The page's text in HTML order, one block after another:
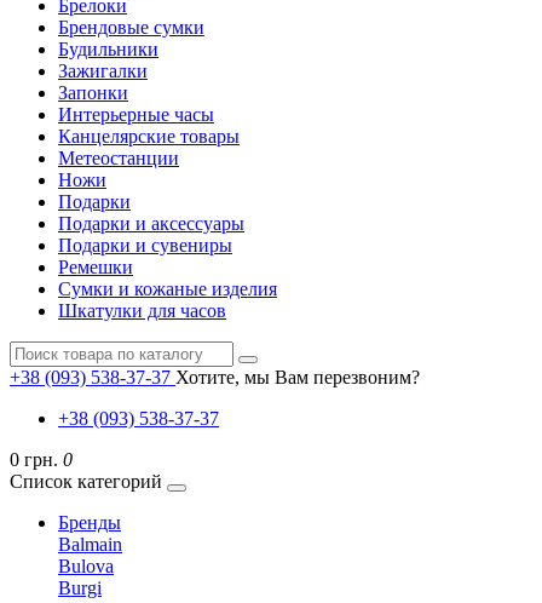
Брелоки
Брендовые сумки
Будильники
Зажигалки
Запонки
Интерьерные часы
Канцелярские товары
Метеостанции
Ножи
Подарки
Подарки и аксессуары
Подарки и сувениры
Ремешки
Сумки и кожаные изделия
Шкатулки для часов
+38 (093) 538-37-37 Хотите, мы Вам перезвоним?
+38 (093) 538-37-37
0 грн. 0
Список категорий
Бренды
Balmain
Bulova
Burgi